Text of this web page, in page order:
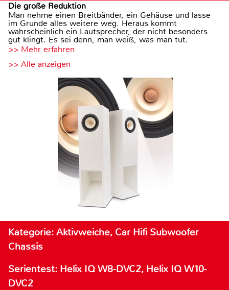
Die große Reduktion
Man nehme einen Breitbänder, ein Gehäuse und lasse
im Grunde alles weitere weg. Heraus kommt
wahrscheinlich ein Lautsprecher, der nicht besonders
gut klingt. Es sei denn, man weiß, was man tut.
>> Mehr erfahren
>> Alle anzeigen
Kategorie: Aktivweiche, Car Hifi Subwoofer
Chassis
Serientest: Helix IQ W8-DVC2, Helix IQ W10-
DVC2